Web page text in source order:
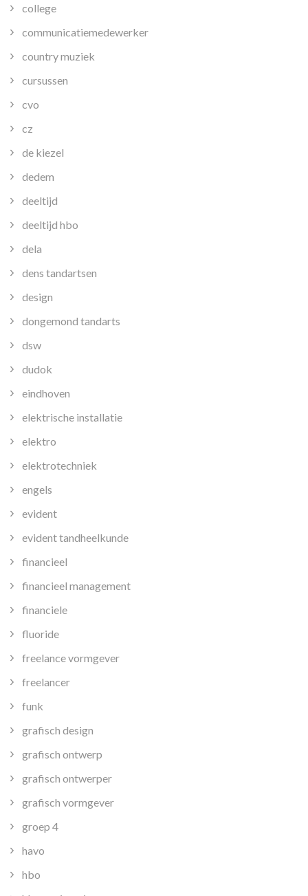
college
communicatiemedewerker
country muziek
cursussen
cvo
cz
de kiezel
dedem
deeltijd
deeltijd hbo
dela
dens tandartsen
design
dongemond tandarts
dsw
dudok
eindhoven
elektrische installatie
elektro
elektrotechniek
engels
evident
evident tandheelkunde
financieel
financieel management
financiele
fluoride
freelance vormgever
freelancer
funk
grafisch design
grafisch ontwerp
grafisch ontwerper
grafisch vormgever
groep 4
havo
hbo